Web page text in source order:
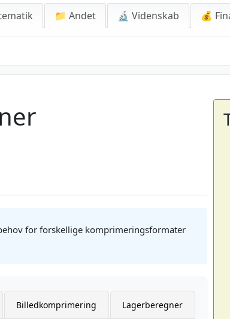
📁 Andet 🔬 Videnskab 💰
for forskellige komprimeringsformater
Billedkomprimering Lagerberegner